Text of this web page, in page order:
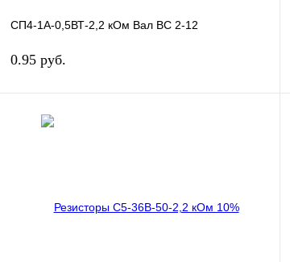
СП4-1А-0,5ВТ-2,2 кОм Вал ВС 2-12
0.95 руб.
наличии